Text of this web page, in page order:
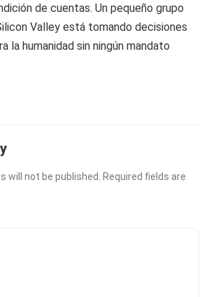
de cuentas. Un pequeño grupo
Valley está tomando decisiones
la humanidad sin ningún mandato
will not be published.
Required fields are